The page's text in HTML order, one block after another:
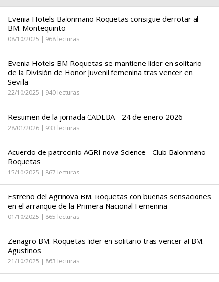
Evenia Hotels Balonmano Roquetas consigue derrotar al
BM. Montequinto
08/10/2025 | 968 lecturas
Evenia Hotels BM Roquetas se mantiene líder en solitario
de la División de Honor Juvenil femenina tras vencer en
Sevilla
22/10/2025 | 940 lecturas
Resumen de la jornada CADEBA - 24 de enero 2026
28/01/2026 | 933 lecturas
Acuerdo de patrocinio AGRI nova Science - Club Balonmano
Roquetas
15/10/2025 | 867 lecturas
Estreno del Agrinova BM. Roquetas con buenas sensaciones
en el arranque de la Primera Nacional Femenina
01/10/2025 | 865 lecturas
Zenagro BM. Roquetas lider en solitario tras vencer al BM.
Agustinos
21/10/2025 | 863 lecturas